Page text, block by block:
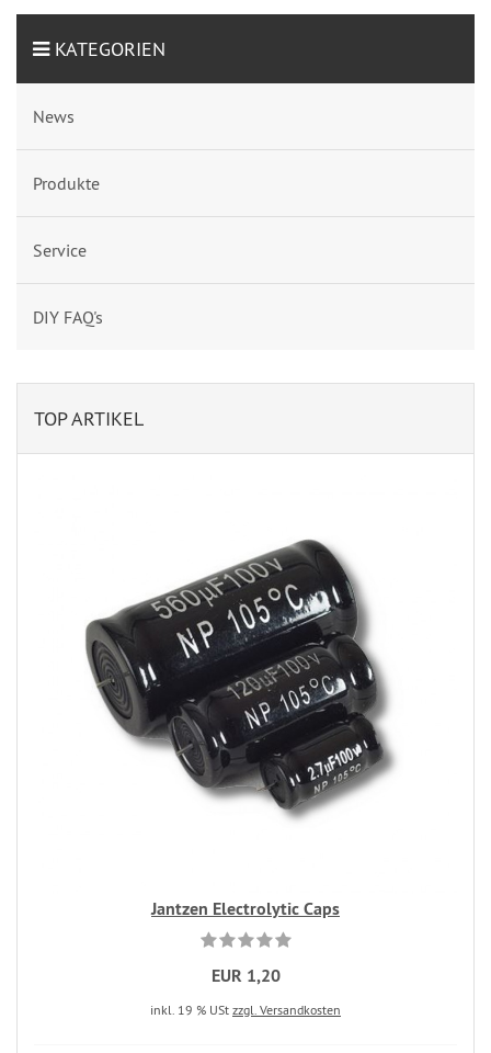
KATEGORIEN
News
Produkte
Service
DIY FAQ's
TOP ARTIKEL
Jantzen Electrolytic Caps
EUR 1,20
inkl. 19 % USt zzgl. Versandkosten